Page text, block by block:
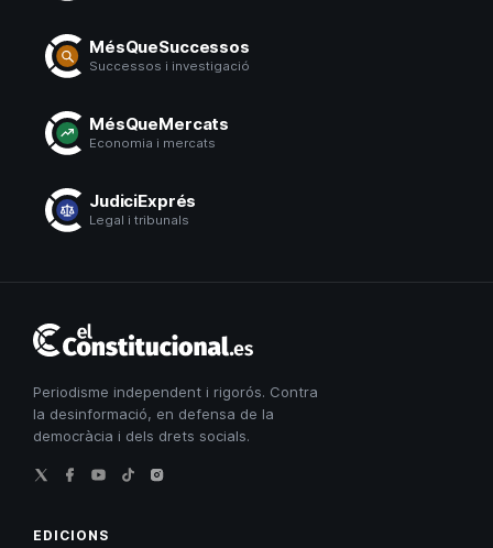
MésQueSuccessos
Successos i investigació
MésQueMercats
Economia i mercats
JudiciExprés
Legal i tribunals
Constitucional
Periodisme independent i rigorós. Contra
la desinformació, en defensa de la
democràcia i dels drets socials.
EDICIONS